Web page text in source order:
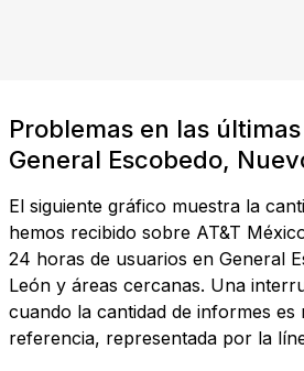
Problemas en las
General Escobedo,
El siguiente gráfico muestra la
hemos recibido sobre AT&T
24 horas de usuarios en General
León y áreas cercanas. Una
cuando la cantidad de informes es
referencia, representada por la